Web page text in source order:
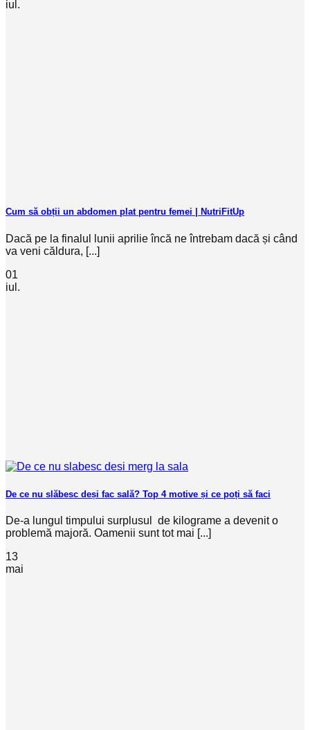
iul.
Cum să obții un abdomen plat pentru femei | NutriFitUp
Dacă pe la finalul lunii aprilie încă ne întrebam dacă și când
va veni căldura, [...]
01
iul.
De ce nu slăbesc deși fac sală? Top 4 motive și ce poți să faci
De-a lungul timpului surplusul de kilograme a devenit o
problemă majoră. Oamenii sunt tot mai [...]
13
mai